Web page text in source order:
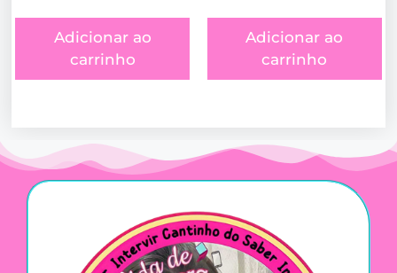
Adicionar ao
carrinho
Adicionar ao
carrinho